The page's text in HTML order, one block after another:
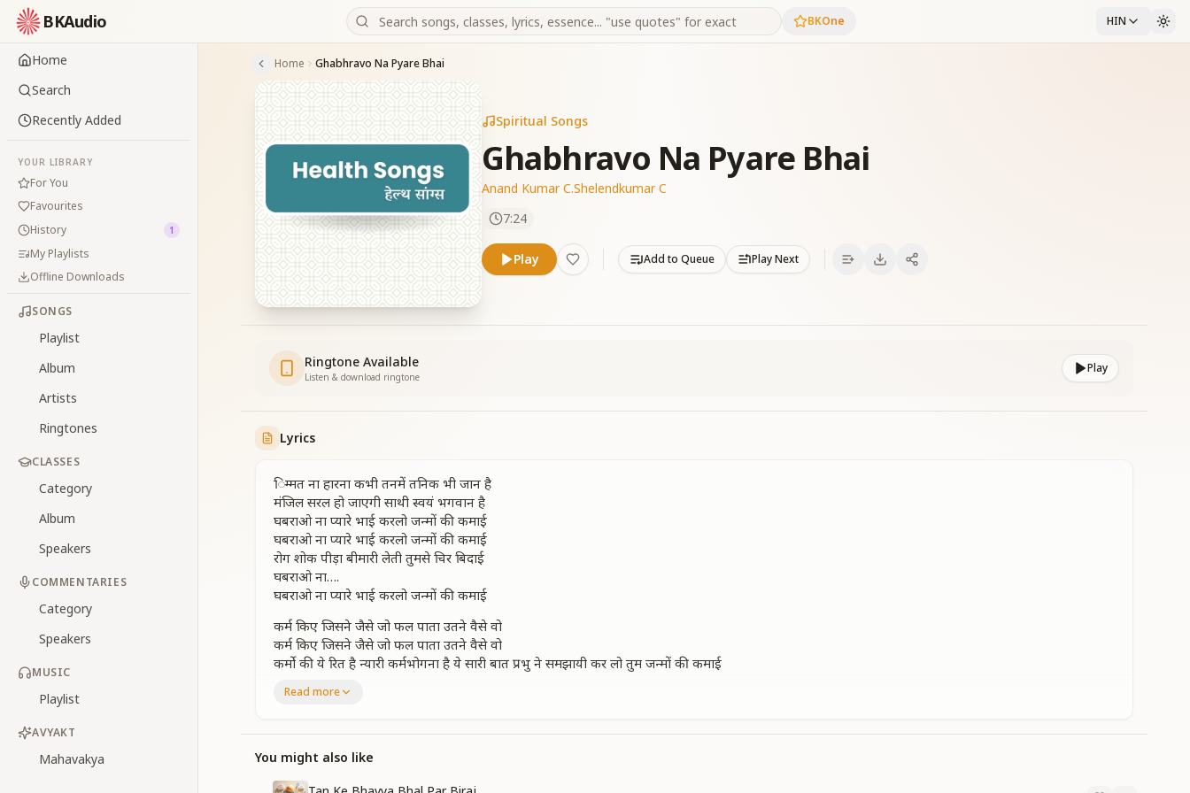
BKAudio BKOne HIN
Home
Search
Recently Added
YOUR LIBRARY
For You
Favourites
History
1
My Playlists
Offline Downloads
SONGS
Playlist
Album
Artists
Ringtones
CLASSES
Category
Album
Speakers
COMMENTARIES
Category
Speakers
MUSIC
Playlist
AVYAKT
Mahavakya
Home Ghabhravo Na Pyare Bhai
Spiritual Songs
Ghabhravo Na Pyare Bhai
Anand Kumar C.Shelendkumar C
7:24
Play Add to Queue Play Next
Ringtone Available
Listen & download ringtone
Play
Lyrics
िम्मत ना हारना कभी तनमें तनिक भी जान है
मंजिल सरल हो जाएगी साथी स्वयं भगवान है
घबराओ ना प्यारे भाई करलो जन्मों की कमाई
घबराओ ना प्यारे भाई करलो जन्मों की कमाई
रोग शोक पीड़ा बीमारी लेती तुमसे चिर बिदाई
घबराओ ना….
घबराओ ना प्यारे भाई करलो जन्मों की कमाई
कर्म किए जिसने जैसे जो फल पाता उतने वैसे वो
कर्म किए जिसने जैसे जो फल पाता उतने वैसे वो
कर्मो की ये रित है न्यारी कर्मभोगना है ये सारी बात प्रभु ने समझायी कर लो तुम जन्मों की कमाई
घबराओ ना प्यारे भाई करलो जन्मों की कमाई
घबराओ ना प्यारे भाई करलो जन्मों की कमाई
देह विनाशी घर रोगोंका तू बालक है परम पिता का
देह विनाशी घर रोगोंका तू बालक है परम पिता का
Read more
You might also like